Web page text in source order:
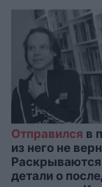
Отправился в
из него не
детали о